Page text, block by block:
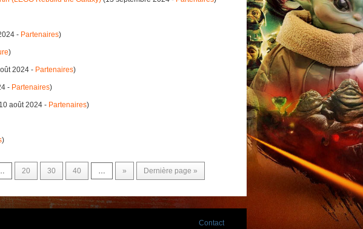
- Partenaires)
)
2024 - Partenaires)
- Partenaires)
août 2024 - Partenaires)
)
20 30 40 … » Dernière page »
Contact